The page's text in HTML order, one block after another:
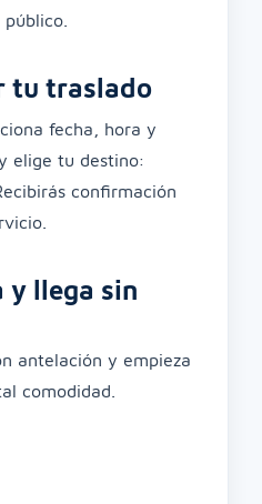
tu traslado
fecha, hora y
elige tu destino:
confirmación
y llega sin
antelación y empieza
comodidad.